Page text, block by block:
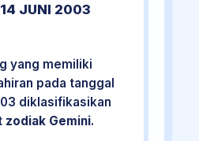
JUNI 2003
yang memiliki
pada tanggal
diklasifikasikan
zodiak Gemini.